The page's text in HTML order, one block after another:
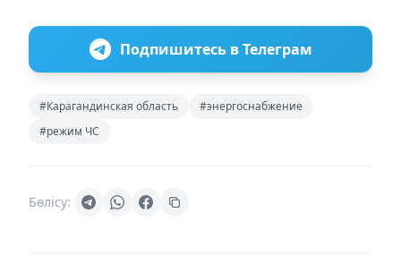
Подпишитесь в Телеграм
#Карагандинская область
#энергоснабжение
#режим ЧС
Бөлісу: